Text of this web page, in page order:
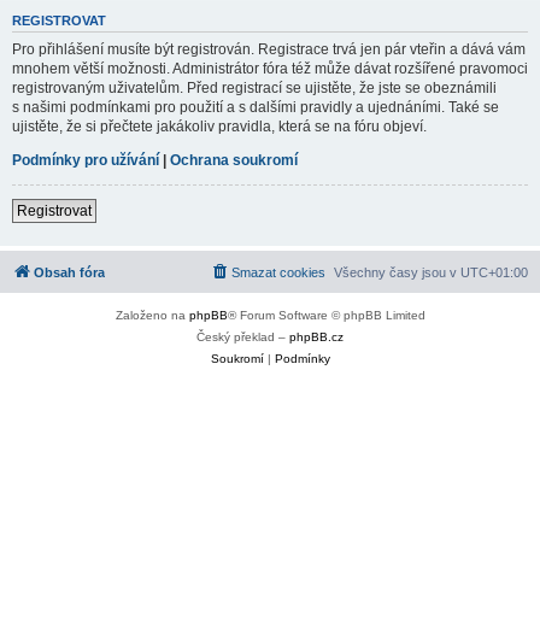
REGISTROVAT
Pro přihlášení musíte být registrován. Registrace trvá jen pár vteřin a dává vám
mnohem větší možnosti. Administrátor fóra též může dávat rozšířené pravomoci
registrovaným uživatelům. Před registrací se ujistěte, že jste se obeznámili
s našimi podmínkami pro použití a s dalšími pravidly a ujednáními. Také se
ujistěte, že si přečtete jakákoliv pravidla, která se na fóru objeví.
Podmínky pro užívání | Ochrana soukromí
Registrovat
Obsah fóra Všechny časy jsou v UTC+01:00
Smazat cookies
Založeno na phpBB® Forum Software © phpBB Limited
Český překlad – phpBB.cz
Soukromí| Podmínky